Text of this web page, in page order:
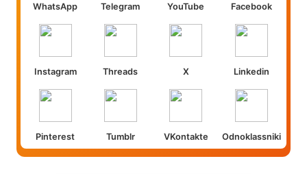
WhatsApp Telegram YouTube Facebook
Instagram Threads X Linkedin
Pinterest Tumblr VKontakte Odnoklassniki